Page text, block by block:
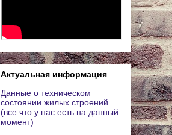
Актуальная информация
Данные о техническом
состоянии жилых строений
(все что у нас есть на данный
момент)